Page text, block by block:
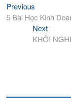
Điều
hướng
Previous
post:
5 Bài Học Kinh
NextNext
post:
KHỞI